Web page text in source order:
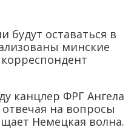
будут оставаться в
минские
канцлер ФРГ Ангела
на вопросы
Немецкая волна.